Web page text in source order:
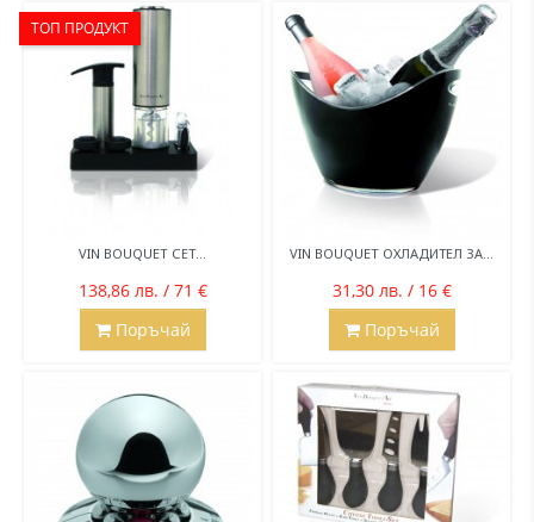
VIN BOUQUET СЕТ...
138,86 лв. / 71 €
ТОП ПРОДУКТ
Поръчай
VIN BOUQUET ОХЛАДИТЕЛ ЗА...
31,30 лв. / 16 €
Поръчай